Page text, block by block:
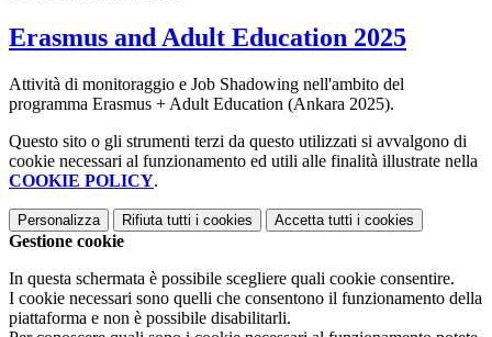
Erasmus and Adult Education 2025
Attività di monitoraggio e Job Shadowing nell'ambito del
programma Erasmus + Adult Education (Ankara 2025).
Questo sito o gli strumenti terzi da questo utilizzati si avvalgono di
cookie necessari al funzionamento ed utili alle finalità illustrate nella
COOKIE POLICY.
Personalizza Rifiuta tutti i cookies Accetta tutti i cookies
Gestione cookie
In questa schermata è possibile scegliere quali cookie consentire.
I cookie necessari sono quelli che consentono il funzionamento della
piattaforma e non è possibile disabilitarli.